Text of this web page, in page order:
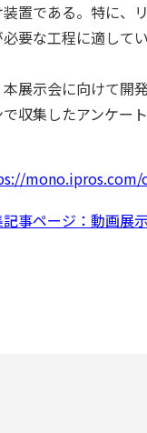
置である。特に、
要な工程に適してい
展示会に向けて開
収集したアンケー
mono.ipros.com/
事ページ：動画展